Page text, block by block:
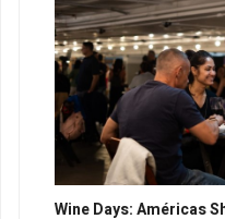
Wine Days: Américas